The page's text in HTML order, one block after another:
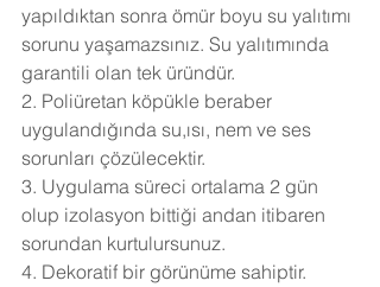
yapıldıktan sonra ömür boyu su yalıtımı
sorunu yaşamazsınız. Su yalıtımında
garantili olan tek üründür.
2. Poliüretan köpükle beraber
uygulandığında su,ısı, nem ve ses
sorunları çözülecektir.
3. Uygulama süreci ortalama 2 gün
olup izolasyon bittiği andan itibaren
sorundan kurtulursunuz.
4. Dekoratif bir görünüme sahiptir.